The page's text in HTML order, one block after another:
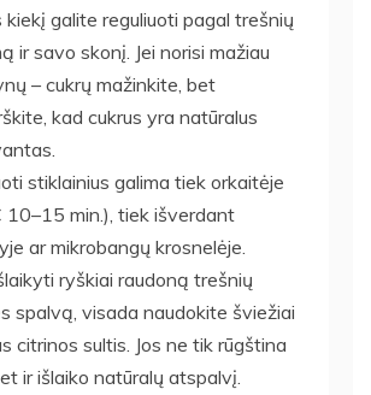
kiekį galite reguliuoti pagal trešnių
ir savo skonį. Jei norisi mažiau
– cukrų mažinkite, bet
kad cukrus yra natūralus
stiklainius galima tiek orkaitėje
10–15 min.), tiek išverdant
ar mikrobangų krosnelėje.
ryškiai raudoną trešnių
spalvą, visada naudokite šviežiai
citrinos sultis. Jos ne tik rūgština
ir išlaiko natūralų atspalvį.